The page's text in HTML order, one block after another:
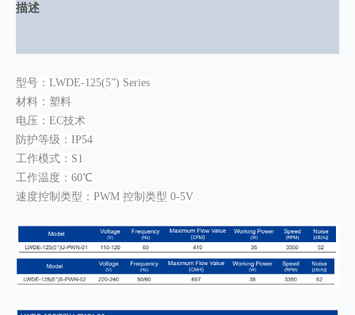
描述
型号：LWDE-125(5”) Series
材料：塑料
电压：EC技术
防护等级：IP54
工作模式：S1
工作温度：60℃
速度控制类型：PWM 控制类型 0-5V